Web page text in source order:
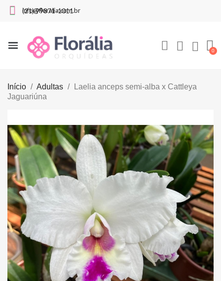
(21) 99871-1011
info@floralia.com.br
Início Adultas
Laelia anceps semi-alba x Cattleya
Jaguariúna